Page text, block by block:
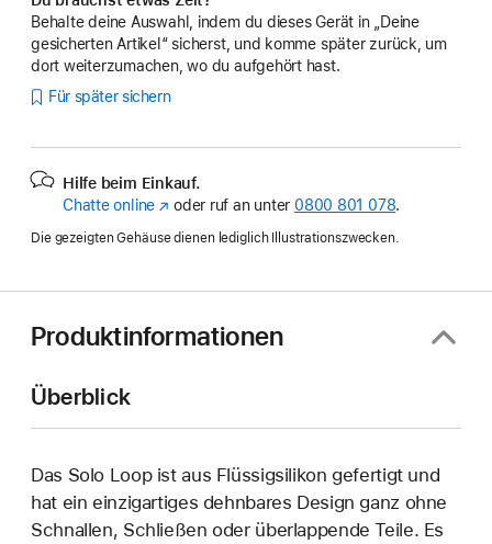
Behalte deine Auswahl, indem du dieses Gerät in „Deine
gesicherten Artikel“ sicherst, und komme später zurück, um
dort weiterzumachen, wo du aufgehört hast.
Für später sichern
Hilfe beim Einkauf.
Chatte online (Öffnet
neues
oder ruf an unter 0800 801 078.
Die gezeigten Gehäuse dienen lediglich Illustrationszwecken.
Produktinformationen
Überblick
Das Solo Loop ist aus Flüssigsilikon gefertigt und
hat ein einzigartiges dehn­bares Design ganz ohne
Schnallen, Schließen oder überlappende Teile. Es